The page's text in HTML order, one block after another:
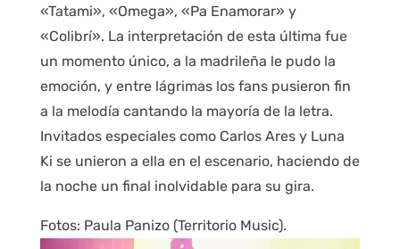
«Tatami», «Omega», «Pa Enamorar» y
«Colibrí». La interpretación de esta última fue
un momento único, a la madrileña le pudo la
emoción, y entre lágrimas los fans pusieron fin
a la melodía cantando la mayoría de la letra.
Invitados especiales como Carlos Ares y Luna
Ki se unieron a ella en el escenario, haciendo de
la noche un final inolvidable para su gira.
Fotos: Paula Panizo (Territorio Music).